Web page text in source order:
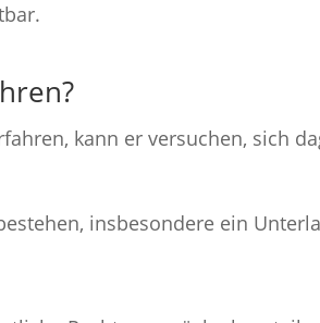
kann er versuchen, sich
insbesondere ein